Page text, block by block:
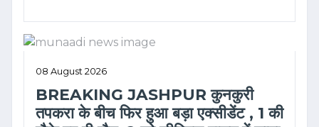
08 August 2026
BREAKING JASHPUR कुनकुरी
तपकरा के बीच फिर हुआ बड़ा एक्सीडेंट , 1 की